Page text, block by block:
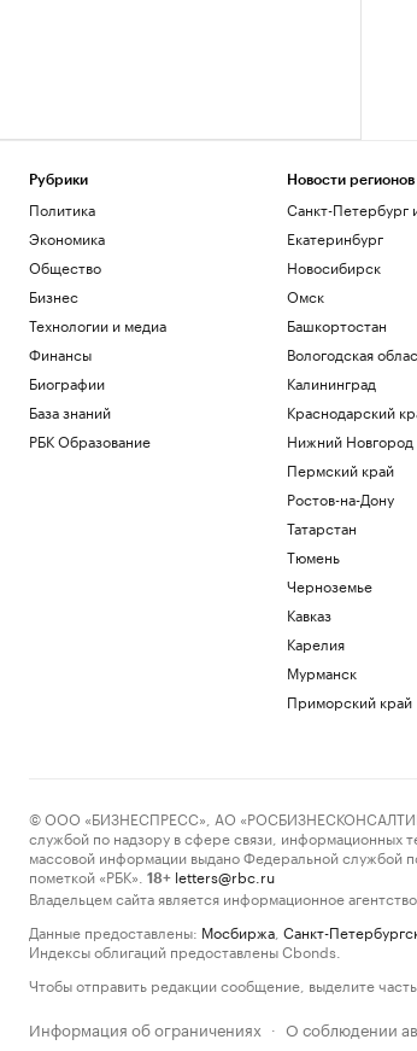
Рубрики
Политика
Экономика
Общество
Бизнес
Технологии и медиа
Финансы
Биографии
База знаний
РБК Образование
Новости регионов
Санкт-Петербург
Екатеринбург
Новосибирск
Омск
Башкортостан
Вологодская
Калининград
Краснодарский
Нижний Новгород
Пермский край
Ростов-на-Дону
Татарстан
Тюмень
Черноземье
Кавказ
Карелия
Мурманск
Приморский край
© ООО «БИЗНЕСПРЕСС», АО «РОСБИЗНЕСКОНСАЛТИНГ»,
службой по надзору в сфере связи, информационных
массовой информации выдано Федеральной службой
пометкой «РБК».
18+ letters@rbc.ru
Владельцем сайта является информационное агентство
Данные предоставлены: Мосбиржа Санкт-
Индексы облигаций предоставлены Cbonds.
Чтобы отправить редакции сообщение, выделите
Информация об ограничениях · О соблюдении